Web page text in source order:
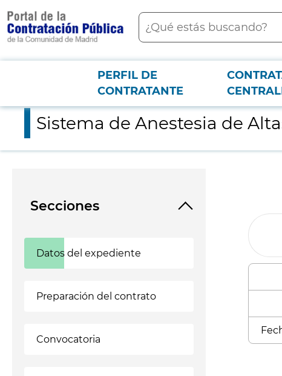
contenido
principal
Buscar
Menú PCON
PERFIL DE
CONTRATANTE
Sistema de Anestesia de Altas Prestaciones para el Hospital
Sistema de Anestesia de
Secciones
Datos del expediente
Preparación del contrato
Convocatoria